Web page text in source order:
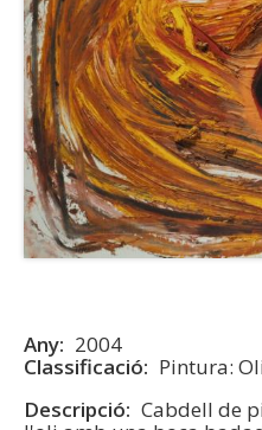
Any
2004
Classificació
Pintura:
Descripció
Cabdell de